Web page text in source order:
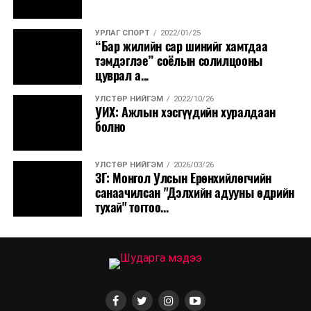
УРЛАГ СПОРТ 2022/01/25
“Бар жилийн сар шинийг хамтдаа
тэмдэглэе” соёлын солилцооны
цуврал а...
УЛСТӨР НИЙГЭМ 2022/10/26
УИХ: Ажлын хэсгүүдийн хуралдаан
болно
УЛСТӨР НИЙГЭМ 2026/03/26
ЗГ: Монгол Улсын Ерөнхийлөгчийн
санаачилсан "Дэлхийн адууны өдрийн
тухай" тогтоо...